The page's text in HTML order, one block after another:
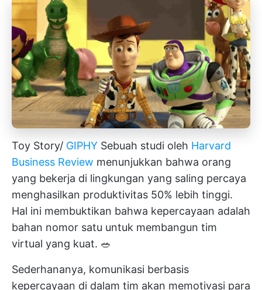
Toy Story/ GIPHY Sebuah studi oleh Harvard
Business Review menunjukkan bahwa orang
yang bekerja di lingkungan yang saling percaya
menghasilkan produktivitas 50% lebih tinggi.
Hal ini membuktikan bahwa kepercayaan adalah
bahan nomor satu untuk membangun tim
virtual yang kuat. 🥗
Sederhananya, komunikasi berbasis
kepercayaan di dalam tim akan memotivasi para